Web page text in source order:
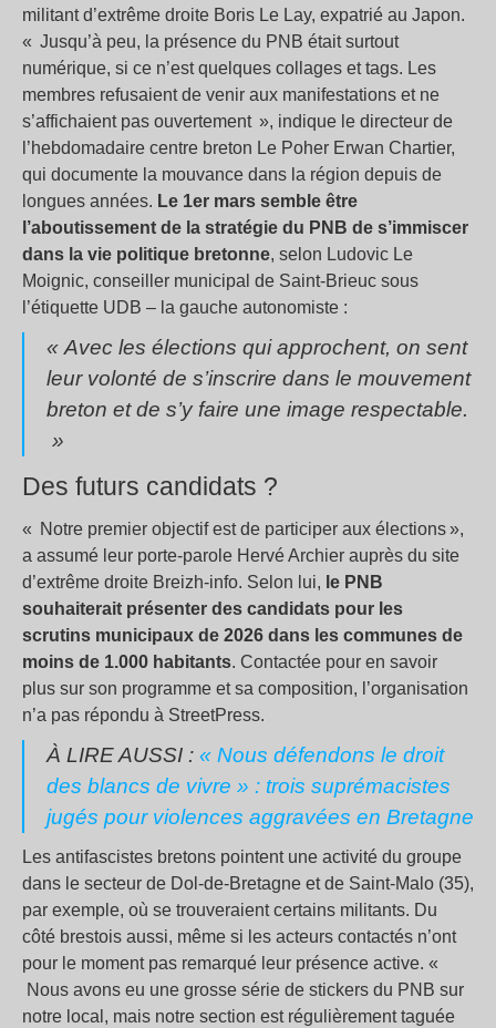
militant d’extrême droite Boris Le Lay, expatrié au Japon.
« Jusqu’à peu, la présence du PNB était surtout
numérique, si ce n’est quelques collages et tags. Les
membres refusaient de venir aux manifestations et ne
s’affichaient pas ouvertement », indique le directeur de
l’hebdomadaire centre breton Le Poher Erwan Chartier,
qui documente la mouvance dans la région depuis de
longues années. Le 1er mars semble être
l’aboutissement de la stratégie du PNB de s’immiscer
dans la vie politique bretonne, selon Ludovic Le
Moignic, conseiller municipal de Saint-Brieuc sous
l’étiquette UDB – la gauche autonomiste :
« Avec les élections qui approchent, on sent
leur volonté de s’inscrire dans le mouvement
breton et de s’y faire une image respectable.
»
Des futurs candidats ?
« Notre premier objectif est de participer aux élections »,
a assumé leur porte-parole Hervé Archier auprès du site
d’extrême droite Breizh-info. Selon lui, le PNB
souhaiterait présenter des candidats pour les
scrutins municipaux de 2026 dans les communes de
moins de 1.000 habitants. Contactée pour en savoir
plus sur son programme et sa composition, l’organisation
n’a pas répondu à StreetPress.
À LIRE AUSSI : « Nous défendons le droit
des blancs de vivre » : trois suprémacistes
jugés pour violences aggravées en Bretagne
Les antifascistes bretons pointent une activité du groupe
dans le secteur de Dol-de-Bretagne et de Saint-Malo (35),
par exemple, où se trouveraient certains militants. Du
côté brestois aussi, même si les acteurs contactés n’ont
pour le moment pas remarqué leur présence active. «
Nous avons eu une grosse série de stickers du PNB sur
notre local, mais notre section est régulièrement taguée